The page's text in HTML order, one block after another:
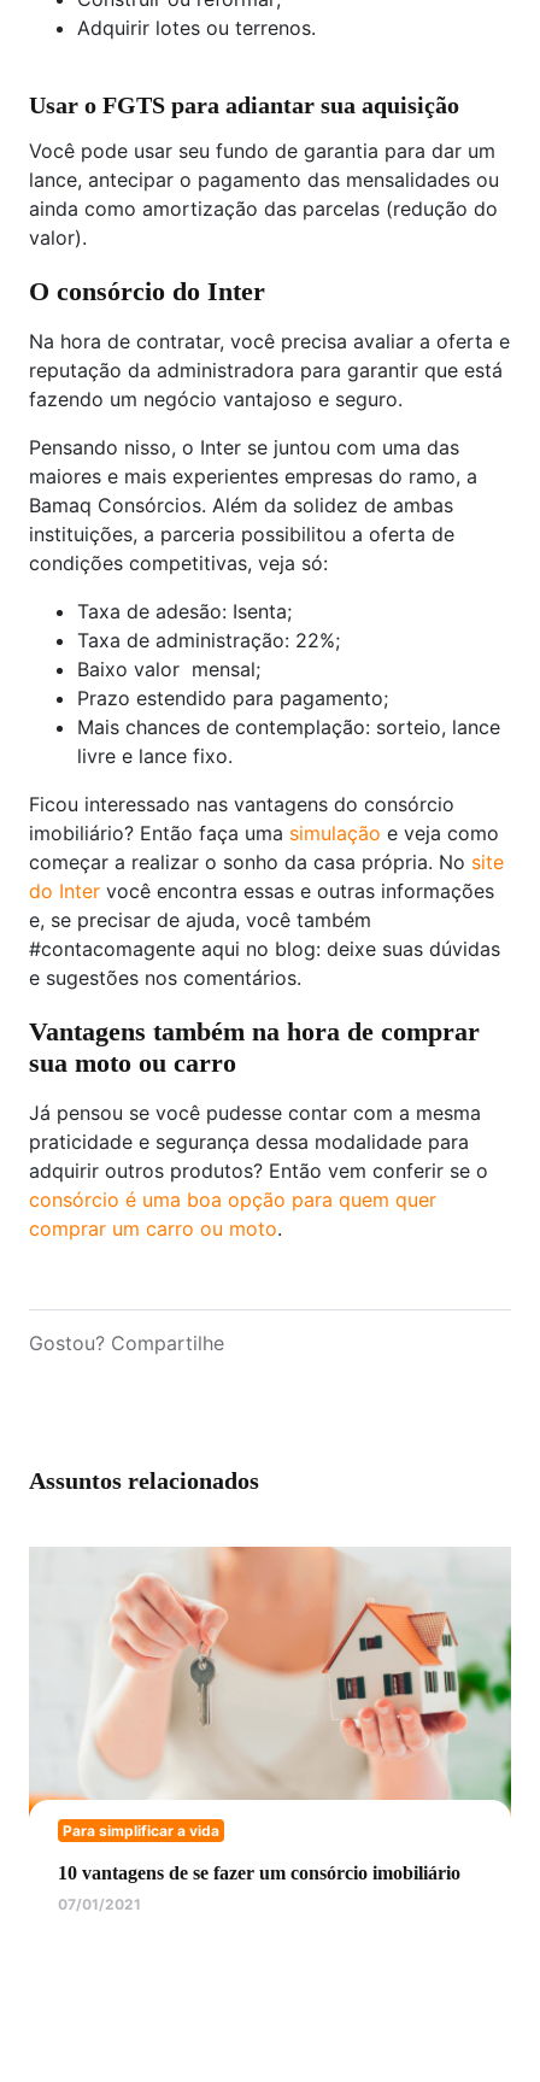
Adquirir lotes ou terrenos.
Usar o FGTS para adiantar sua aquisição
Você pode usar seu fundo de garantia para dar um
lance, antecipar o pagamento das mensalidades ou
ainda como amortização das parcelas (redução do
valor).
O consórcio do Inter
Na hora de contratar, você precisa avaliar a oferta e
reputação da administradora para garantir que está
fazendo um negócio vantajoso e seguro.
Pensando nisso, o Inter se juntou com uma das
maiores e mais experientes empresas do ramo, a
Bamaq Consórcios. Além da solidez de ambas
instituições, a parceria possibilitou a oferta de
condições competitivas, veja só:
Taxa de adesão: Isenta;
Taxa de administração: 22%;
Baixo valor mensal;
Prazo estendido para pagamento;
Mais chances de contemplação: sorteio, lance
livre e lance fixo.
Ficou interessado nas vantagens do consórcio
imobiliário? Então faça uma simulação e veja como
começar a realizar o sonho da casa própria. No site
do Inter você encontra essas e outras informações
e, se precisar de ajuda, você também
#contacomagente aqui no blog: deixe suas dúvidas
e sugestões nos comentários.
Vantagens também na hora de comprar
sua moto ou carro
Já pensou se você pudesse contar com a mesma
praticidade e segurança dessa modalidade para
adquirir outros produtos? Então vem conferir se o
consórcio é uma boa opção para quem quer
comprar um carro ou moto.
Gostou? Compartilhe
Assuntos relacionados
Para simplificar a vida
10 vantagens de se fazer um consórcio imobiliário
07/01/2021